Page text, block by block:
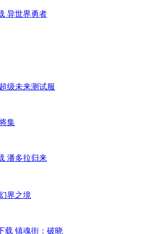
异世界勇者
超级未来测试服
集
潘多拉归来
界之境
镇魂街：破晓